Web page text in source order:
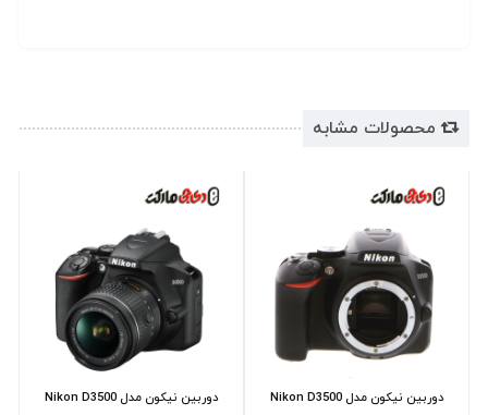
محصولات مشابه
دوربین نیکون مدل Nikon D3500
دوربین نیکون مدل Nikon D3500